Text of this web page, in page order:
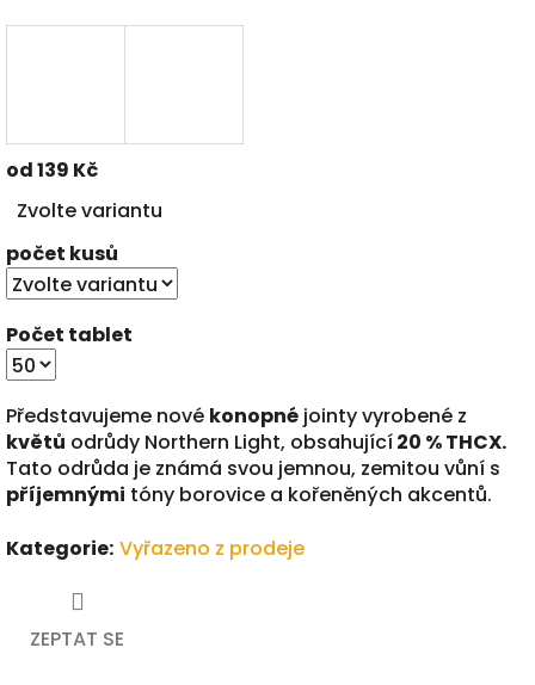
od139 Kč
cena:
Zvolte variantu
počet kusů
Počet tablet
Představujeme nové konopné jointy vyrobené z
květů odrůdy Northern Light, obsahující20 % THCX.
Tato odrůda je známá svou jemnou, zemitou vůní s
příjemnými tóny borovice a kořeněných akcentů.
Kategorie: Vyřazeno z prodeje
ZEPTAT SE